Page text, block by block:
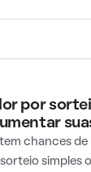
por
tem chances
simples